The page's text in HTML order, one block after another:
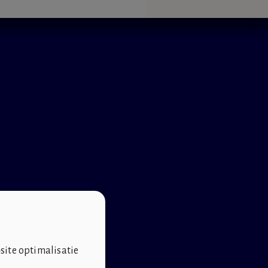
optimalisatie